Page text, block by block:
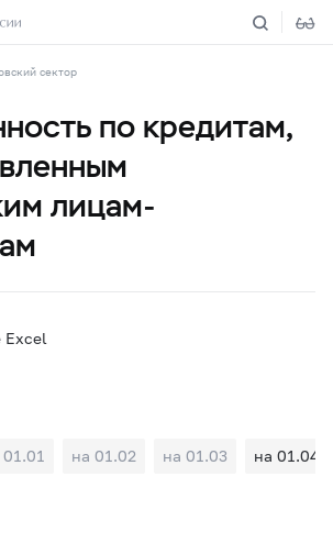
сектор
по кредитам,
лицам-
Excel
на 01.02 на 01.03 на 01.04